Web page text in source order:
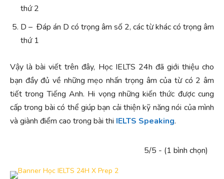
thứ 2
D – Đáp án D có trọng âm số 2, các từ khác có trọng âm
thứ 1
Vậy là bài viết trên đây, Học IELTS 24h đã giới thiệu cho
bạn đầy đủ về những mẹo nhấn trọng âm của từ có 2 âm
tiết trong Tiếng Anh. Hi vọng những kiến thức được cung
cấp trong bài có thể giúp bạn cải thiện kỹ năng nói của mình
và giành điểm cao trong bài thi IELTS Speaking.
5/5 - (1 bình chọn)